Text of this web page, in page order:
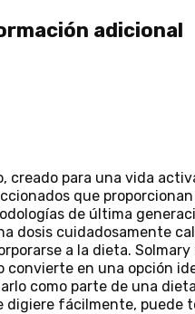
adicional
creado para una vida
que
de última
dosis cuidadosamente
a la dieta.
en una opción
como parte de una
digiere fácilmente, puede